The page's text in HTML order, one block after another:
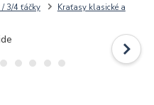
/ 3/4 ťáčky
Kraťasy klasické a